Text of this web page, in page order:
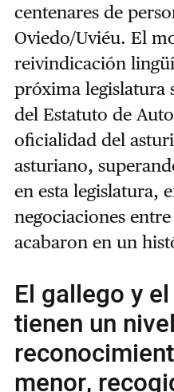
centenares de
Oviedo/Uviéu. El
reivindicación
próxima legislatura
del Estatuto de
oficialidad del
asturiano,
en esta legislatura,
negociaciones
acabaron en un
El gallego y
tienen un
menor,